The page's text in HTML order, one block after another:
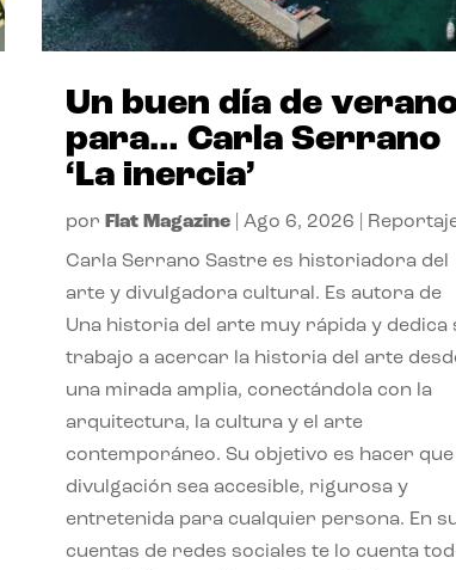
Un buen día de
para… Carla Serrano
‘La inercia’
por Flat Magazine| Ago 6, 2026
Carla Serrano Sastre es historiadora del
arte y divulgadora cultural. Es autora de
Una historia del arte muy rápida y dedica
trabajo a acercar la historia del arte
una mirada amplia, conectándola con la
arquitectura, la cultura y el arte
contemporáneo. Su objetivo es hacer que
divulgación sea accesible, rigurosa y
entretenida para cualquier persona. En
cuentas de redes sociales te lo cuenta